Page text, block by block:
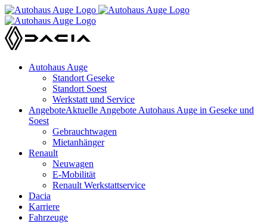
Zum
Inhalt
springen
Autohaus Auge
Standort Geseke
Standort Soest
Werkstatt und Service
AngeboteAktuelle Angebote Autohaus Auge in Geseke und
Soest
Gebrauchtwagen
Mietanhänger
Renault
Neuwagen
E-Mobilität
Renault Werkstattservice
Dacia
Karriere
Fahrzeuge